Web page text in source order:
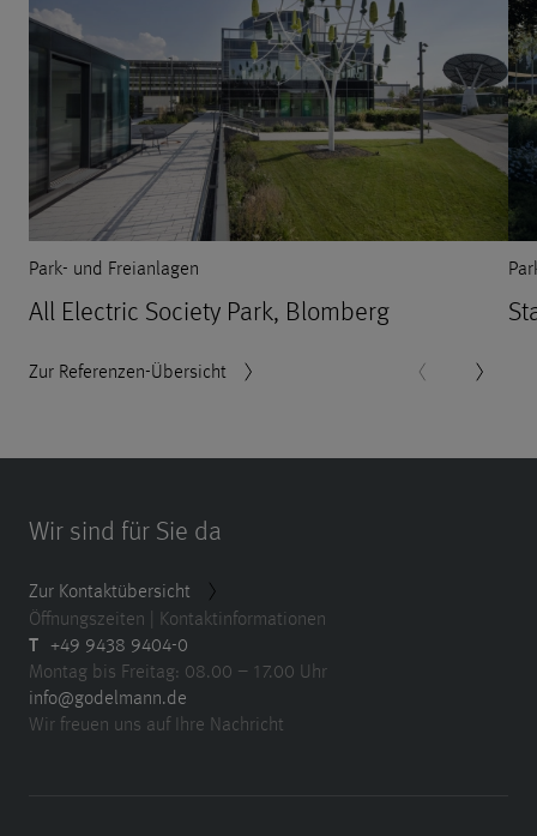
Park- und Freianlagen
All Electric Society Park, Blomberg
Zur Referenzen-Übersicht
Wir sind für Sie da
Zur Kontaktübersicht
Öffnungszeiten | Kontaktinformationen
T +49 9438 9404-0
Montag bis Freitag: 08.00 – 17.00 Uhr
info@godelmann.de
Wir freuen uns auf Ihre Nachricht